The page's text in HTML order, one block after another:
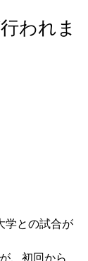
われま
学との試合が